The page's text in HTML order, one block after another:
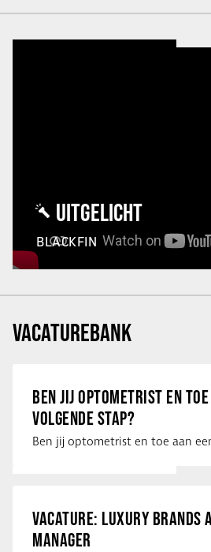
UITGELICHT
BLACKFIN
VACATUREBANK
BEN JIJ OPTOMETRIST EN
VOLGENDE STAP?
VACATURE: LUXURY BRANDS
MANAGER